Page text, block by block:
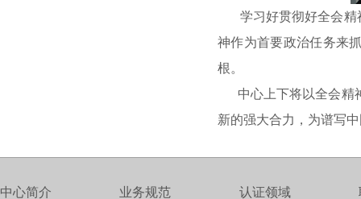
学习好贯彻好全会
神作为首要政治任务来
根。
中心上下将以全会精
新的强大合力，为谱写
中心简介 业务规范 认证领域